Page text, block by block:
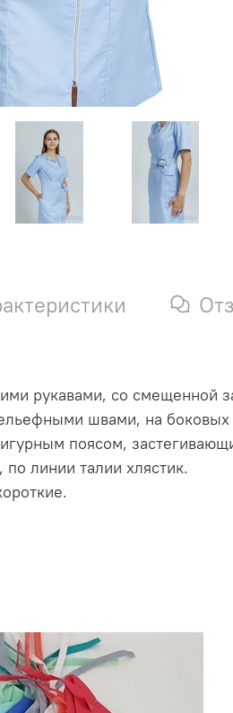
рукавами, со смещенной
швами, на
поясом,
линии талии хлястик.